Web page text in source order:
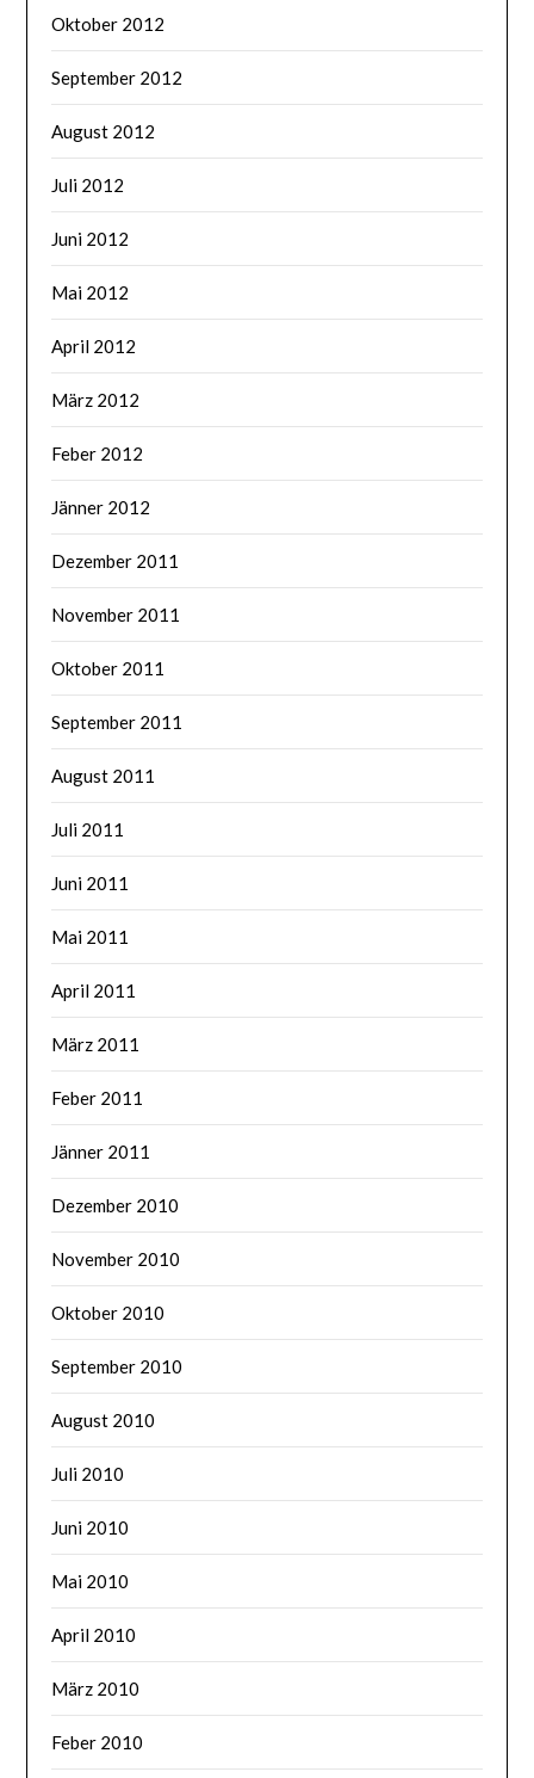
Oktober 2012
September 2012
August 2012
Juli 2012
Juni 2012
Mai 2012
April 2012
März 2012
Feber 2012
Jänner 2012
Dezember 2011
November 2011
Oktober 2011
September 2011
August 2011
Juli 2011
Juni 2011
Mai 2011
April 2011
März 2011
Feber 2011
Jänner 2011
Dezember 2010
November 2010
Oktober 2010
September 2010
August 2010
Juli 2010
Juni 2010
Mai 2010
April 2010
März 2010
Feber 2010